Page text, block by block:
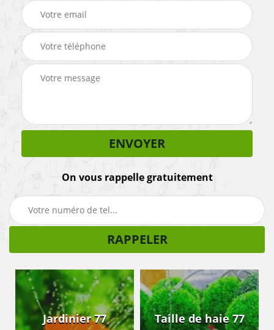
On vous rappelle gratuitement
Jardinier 77 Taille de haie 77